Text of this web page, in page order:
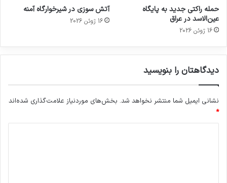
حمله راکتی جدید به پایگاه
عین‌الاسد در عراق
16 ژوئن 2026
آتش سوزی در شیرخوارگاه آمنه
16 ژوئن 2026
دیدگاهتان را بنویسید
نشانی ایمیل شما منتشر نخواهد شد. بخش‌های موردنیاز علامت‌گذاری شده‌اند
*